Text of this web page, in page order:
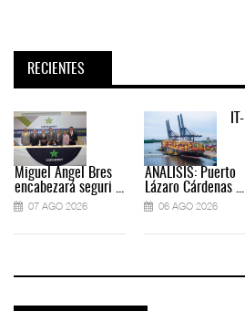
RECIENTES
Miguel Ángel Bres
encabezará seguri ...
07 AGO 2026
IT-
ANÁLISIS: Puerto
Lázaro Cárdenas ...
06 AGO 2026